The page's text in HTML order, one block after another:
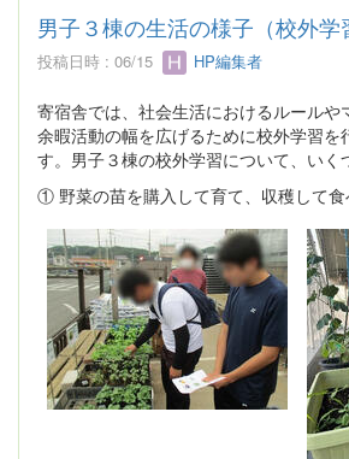
男子３棟の生活の様子（校外学
投稿日時 : 06/15 HP編集者
寄宿舎では、社会生活におけるルールや
余暇活動の幅を広げるために校外学習を
す。男子３棟の校外学習について、いく
① 野菜の苗を購入して育て、収穫して食